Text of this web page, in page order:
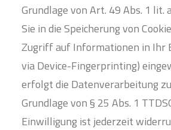
Grundlage von Art. 49 Abs. 1 lit.
Sie in die Speicherung von
Zugriff auf Informationen in Ihr
via Device-Fingerprinting)
erfolgt die Datenverarbeitung
Grundlage von § 25 Abs. 1
Einwilligung ist jederzeit